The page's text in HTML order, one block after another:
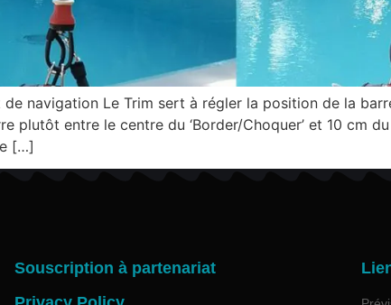
navigation Le Trim sert à régler la position de la
plutôt entre le centre du ‘Border/Choquer’ et 10 cm
[…]
Souscription à partenariat